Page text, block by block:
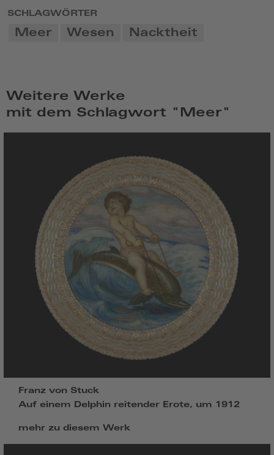
SCHLAGWÖRTER
Meer Wesen Nacktheit
Weitere Werke
mit dem Schlagwort "Meer"
Franz von Stuck
Auf einem Delphin reitender Erote, um 1912
mehr zu diesem Werk